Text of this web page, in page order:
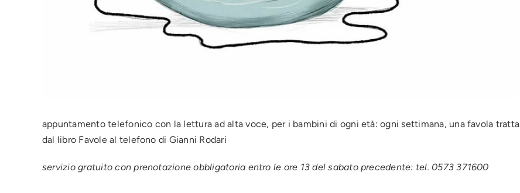
appuntamento telefonico con la lettura ad alta voce, per i bambini di ogni età: ogni settimana, una favola tratta
dal libro Favole al telefono di Gianni Rodari
servizio gratuito con prenotazione obbligatoria entro le ore 13 del sabato precedente: tel. 0573 371600